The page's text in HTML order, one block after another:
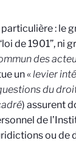
: le
de 1901”, ni
des
un «levier
du
) assurent
de
ou de